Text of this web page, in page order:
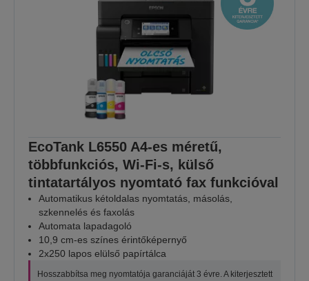
EcoTank L6550 A4-es méretű,
többfunkciós, Wi-Fi-s, külső
tintatartályos nyomtató fax funkcióval
Automatikus kétoldalas nyomtatás, másolás,
szkennelés és faxolás
Automata lapadagoló
10,9 cm-es színes érintőképernyő
2x250 lapos elülső papírtálca
Hosszabbítsa meg nyomtatója garanciáját 3 évre. A kiterjesztett